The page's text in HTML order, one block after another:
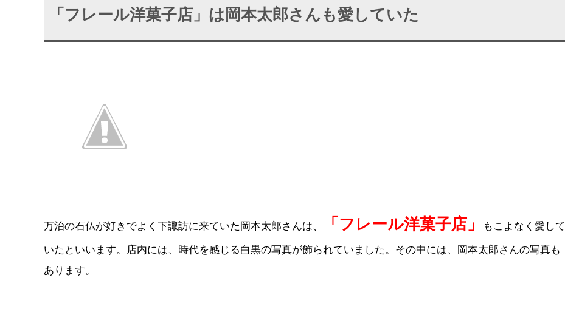
「フレール洋菓子店」は岡本太郎さんも愛していた
万治の石仏が好きでよく下諏訪に来ていた岡本太郎さんは、 「フレール洋菓子店」 もこよなく愛して
いたといいます。店内には、時代を感じる白黒の写真が飾られていました。その中には、岡本太郎さんの写真も
あります。